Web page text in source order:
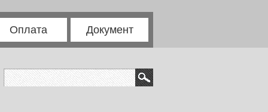
Оплата Документ